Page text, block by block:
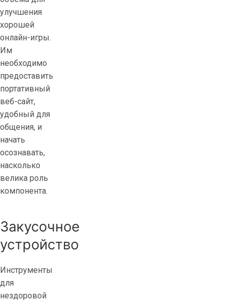
улучшения
хорошей
онлайн-игры.
Им
необходимо
предоставить
портативный
веб-сайт,
удобный для
общения, и
начать
осознавать,
насколько
велика роль
компонента.
Закусочное
устройство
Инструменты
для
нездоровой